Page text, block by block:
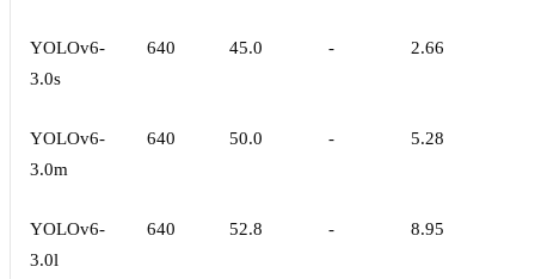
YOLOv6-
3.0s
640 45.0 - 2.66
YOLOv6-
3.0m
640 50.0 - 5.28
YOLOv6-
3.0l
640 52.8 - 8.95